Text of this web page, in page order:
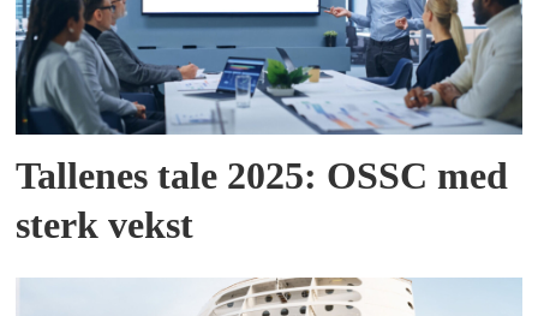
Tallenes tale 2025: OSSC med
sterk vekst